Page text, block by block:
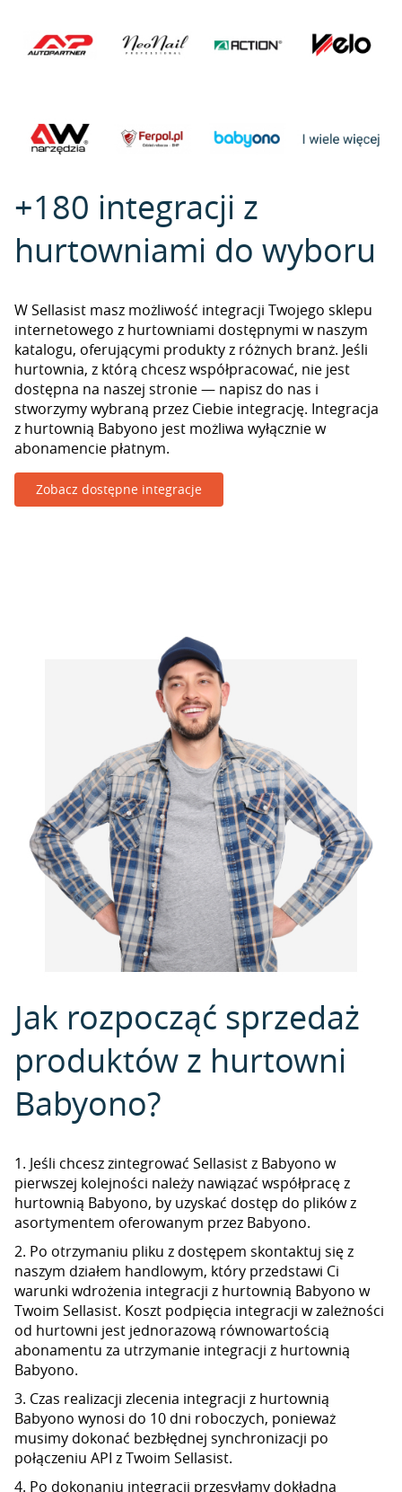
+180 integracji z
hurtowniami do wyboru
W Sellasist masz możliwość integracji Twojego sklepu
internetowego z hurtowniami dostępnymi w naszym
katalogu, oferującymi produkty z różnych branż. Jeśli
hurtownia, z którą chcesz współpracować, nie jest
dostępna na naszej stronie — napisz do nas i
stworzymy wybraną przez Ciebie integrację. Integracja
z hurtownią Babyono jest możliwa wyłącznie w
abonamencie płatnym.
Zobacz dostępne integracje
Jak rozpocząć sprzedaż
produktów z hurtowni
Babyono?
1. Jeśli chcesz zintegrować Sellasist z Babyono w
pierwszej kolejności należy nawiązać współpracę z
hurtownią Babyono, by uzyskać dostęp do plików z
asortymentem oferowanym przez Babyono.
2. Po otrzymaniu pliku z dostępem skontaktuj się z
naszym działem handlowym, który przedstawi Ci
warunki wdrożenia integracji z hurtownią Babyono w
Twoim Sellasist. Koszt podpięcia integracji w zależności
od hurtowni jest jednorazową równowartością
abonamentu za utrzymanie integracji z hurtownią
Babyono.
3. Czas realizacji zlecenia integracji z hurtownią
Babyono wynosi do 10 dni roboczych, ponieważ
musimy dokonać bezbłędnej synchronizacji po
połączeniu API z Twoim Sellasist.
4. Po dokonaniu integracji przesyłamy dokładną